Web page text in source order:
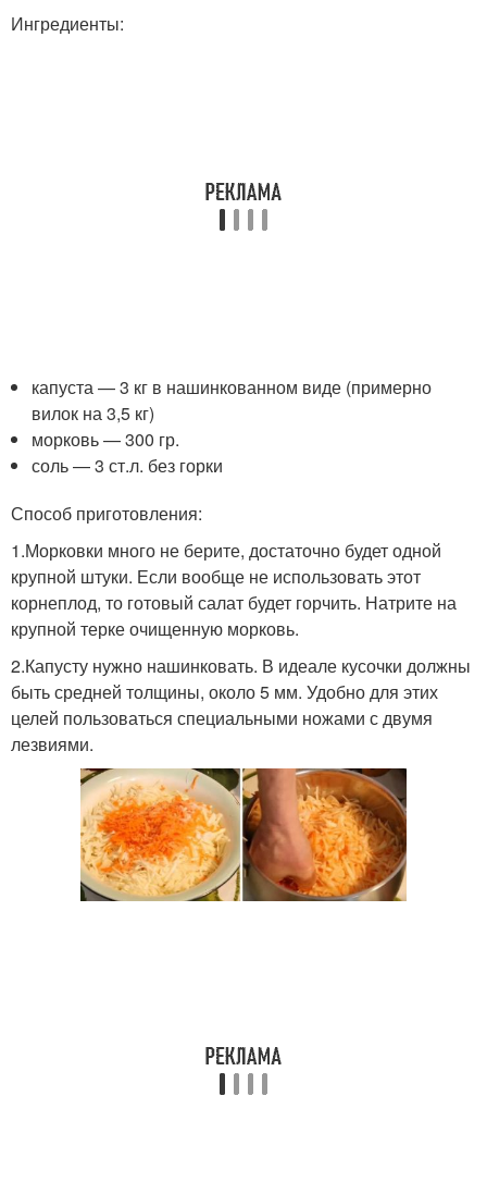
Ингредиенты:
капуста — 3 кг в нашинкованном виде (примерно
вилок на 3,5 кг)
морковь — 300 гр.
соль — 3 ст.л. без горки
Способ приготовления:
1.Морковки много не берите, достаточно будет одной
крупной штуки. Если вообще не использовать этот
корнеплод, то готовый салат будет горчить. Натрите на
крупной терке очищенную морковь.
2.Капусту нужно нашинковать. В идеале кусочки должны
быть средней толщины, около 5 мм. Удобно для этих
целей пользоваться специальными ножами с двумя
лезвиями.